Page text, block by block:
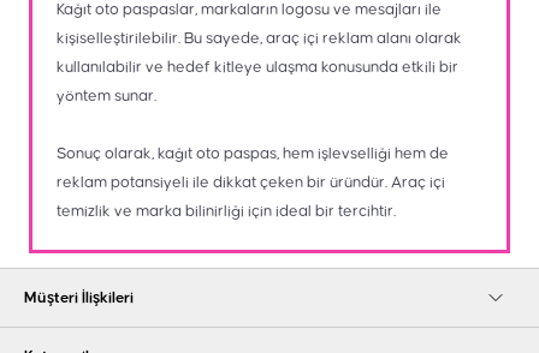
Kağıt oto paspaslar, markaların logosu ve mesajları ile
kişiselleştirilebilir. Bu sayede, araç içi reklam alanı olarak
kullanılabilir ve hedef kitleye ulaşma konusunda etkili bir
yöntem sunar.
Sonuç olarak, kağıt oto paspas, hem işlevselliği hem de
reklam potansiyeli ile dikkat çeken bir üründür. Araç içi
temizlik ve marka bilinirliği için ideal bir tercihtir.
Müşteri İlişkileri